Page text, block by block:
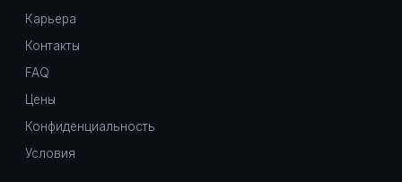
Карьера
Контакты
FAQ
Цены
Конфиденциальность
Условия